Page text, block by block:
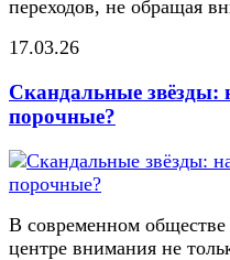
переходов, не обращая
17.03.26
Скандальные звёзды:
порочные?
В современном обществе
центре внимания не